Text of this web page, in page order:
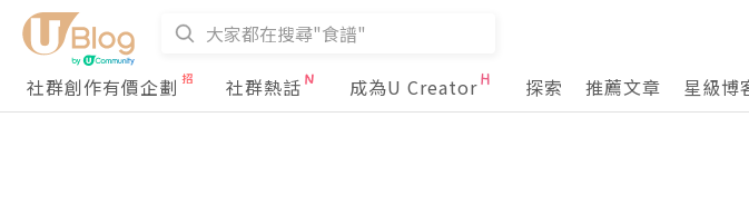
社群創作有價企劃
社群熱話 成為U Creator 探索 推薦文章 星級博